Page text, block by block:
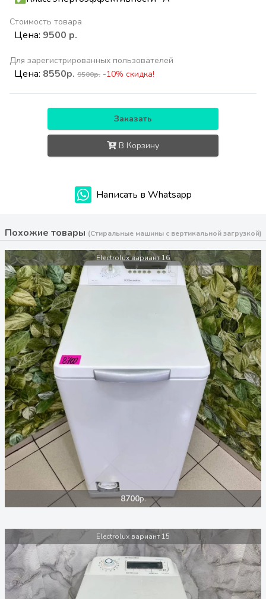
Стоимость товара
Цена: 9500 р.
Для зарегистрированных пользователей
Цена: 8550р. 9500р. -10% скидка!
Заказать
В Корзину
Написать в Whatsapp
Похожие товары (Стиральные машины с вертикальной загрузкой)
Electrolux вариант 16
8700р.
Electrolux вариант 15